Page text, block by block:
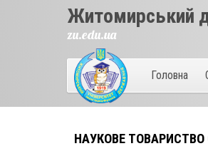
Житомирський
zu.edu.ua
Головна
НАУКОВЕ ТОВАРИСТВО